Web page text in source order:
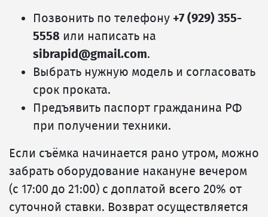
Позвонить по телефону +7 (929) 355-
5558 или написать на
sibrapid@gmail.com.
Выбрать нужную модель и согласовать
срок проката.
Предъявить паспорт гражданина РФ
при получении техники.
Если съёмка начинается рано утром, можно
забрать оборудование накануне вечером
(с 17:00 до 21:00) с доплатой всего 20% от
суточной ставки. Возврат осуществляется